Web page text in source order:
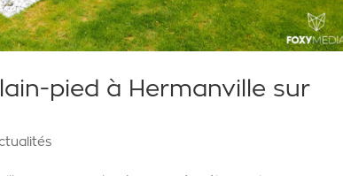
pied à Hermanville sur